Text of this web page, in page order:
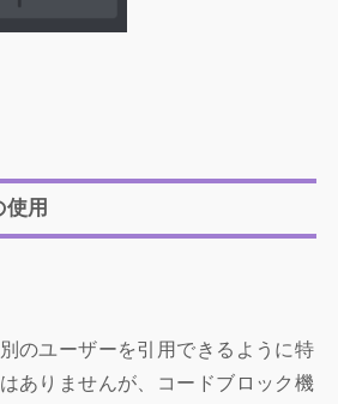
用
のユーザーを引用できるように特
ありませんが、コードブロック機